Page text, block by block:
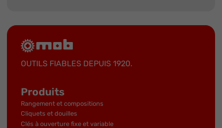
OUTILS FIABLES DEPUIS 1920.
Produits
Rangement et compositions
Cliquets et douilles
Clés à ouverture fixe et variable